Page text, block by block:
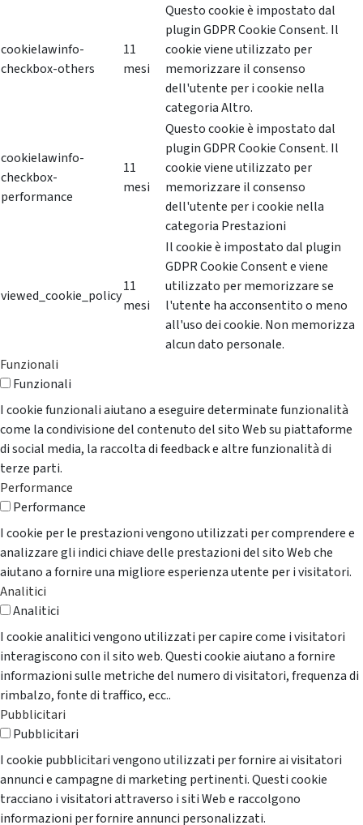
cookielawinfo-
checkbox-others
11
mesi
Questo cookie è impostato dal
plugin GDPR Cookie Consent. Il
cookie viene utilizzato per
memorizzare il consenso
dell'utente per i cookie nella
categoria Altro.
cookielawinfo-
checkbox-
performance
11
mesi
Questo cookie è impostato dal
plugin GDPR Cookie Consent. Il
cookie viene utilizzato per
memorizzare il consenso
dell'utente per i cookie nella
categoria Prestazioni
viewed_cookie_policy
11
mesi
Il cookie è impostato dal plugin
GDPR Cookie Consent e viene
utilizzato per memorizzare se
l'utente ha acconsentito o meno
all'uso dei cookie. Non memorizza
alcun dato personale.
Funzionali
Funzionali
I cookie funzionali aiutano a eseguire determinate funzionalità
come la condivisione del contenuto del sito Web su piattaforme
di social media, la raccolta di feedback e altre funzionalità di
terze parti.
Performance
Performance
I cookie per le prestazioni vengono utilizzati per comprendere e
analizzare gli indici chiave delle prestazioni del sito Web che
aiutano a fornire una migliore esperienza utente per i visitatori.
Analitici
Analitici
I cookie analitici vengono utilizzati per capire come i visitatori
interagiscono con il sito web. Questi cookie aiutano a fornire
informazioni sulle metriche del numero di visitatori, frequenza di
rimbalzo, fonte di traffico, ecc..
Pubblicitari
Pubblicitari
I cookie pubblicitari vengono utilizzati per fornire ai visitatori
annunci e campagne di marketing pertinenti. Questi cookie
tracciano i visitatori attraverso i siti Web e raccolgono
informazioni per fornire annunci personalizzati.